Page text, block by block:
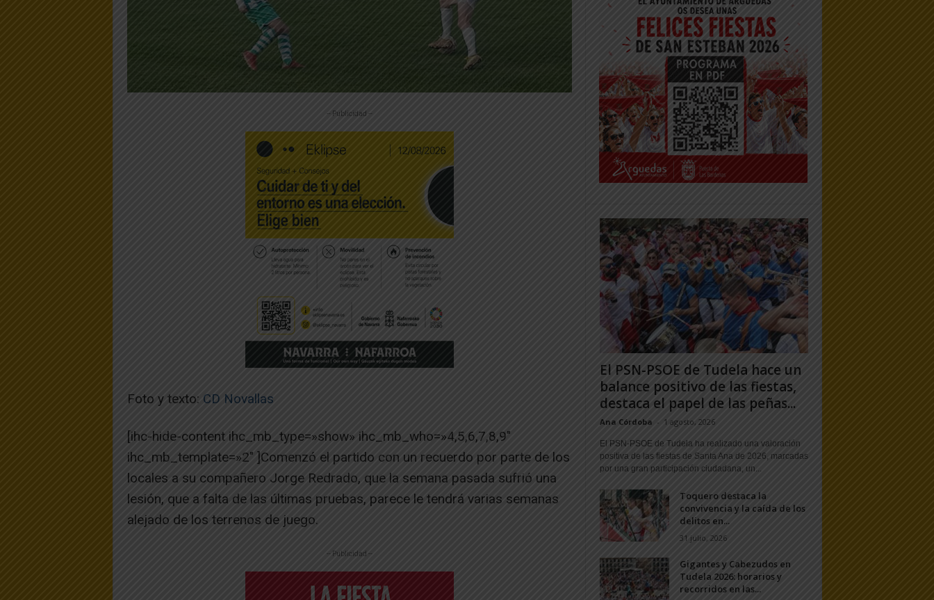
-- Publicidad --
Foto y texto: CD Novallas
[ihc-hide-content ihc_mb_type=»show» ihc_mb_who=»4,5,6,7,8,9″
ihc_mb_template=»2″ ]Comenzó el partido con un recuerdo por parte de los
locales a su compañero Jorge Redrado, que la semana pasada sufrió una
lesión, que a falta de las últimas pruebas, parece le tendrá varias semanas
alejado de los terrenos de juego.
-- Publicidad --
El PSN-PSOE de Tudela hace un
balance positivo de las fiestas,
destaca el papel de las peñas...
Ana Córdoba - 1 agosto, 2026
El PSN-PSOE de Tudela ha realizado una valoración
positiva de las fiestas de Santa Ana de 2026, marcadas
por una gran participación ciudadana, un...
Toquero destaca la
convivencia y la caída de los
delitos en...
31 julio, 2026
Gigantes y Cabezudos en
Tudela 2026: horarios y
recorridos en las...